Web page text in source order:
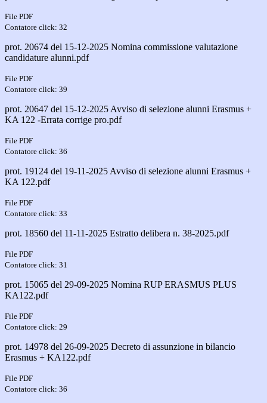
File PDF
Contatore click: 32
prot. 20674 del 15-12-2025 Nomina commissione valutazione
candidature alunni.pdf
File PDF
Contatore click: 39
prot. 20647 del 15-12-2025 Avviso di selezione alunni Erasmus +
KA 122 -Errata corrige pro.pdf
File PDF
Contatore click: 36
prot. 19124 del 19-11-2025 Avviso di selezione alunni Erasmus +
KA 122.pdf
File PDF
Contatore click: 33
prot. 18560 del 11-11-2025 Estratto delibera n. 38-2025.pdf
File PDF
Contatore click: 31
prot. 15065 del 29-09-2025 Nomina RUP ERASMUS PLUS
KA122.pdf
File PDF
Contatore click: 29
prot. 14978 del 26-09-2025 Decreto di assunzione in bilancio
Erasmus + KA122.pdf
File PDF
Contatore click: 36